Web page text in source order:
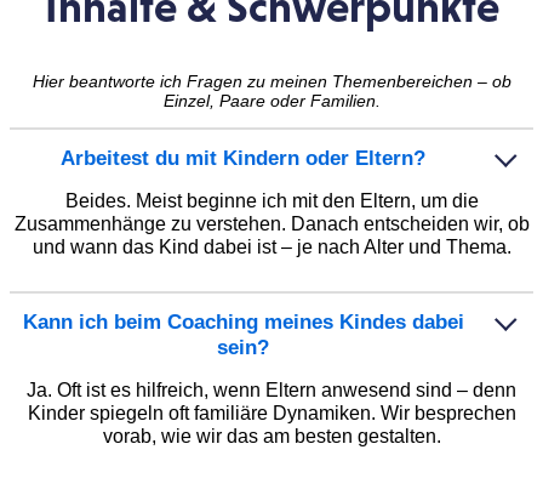
Hier beantworte ich Fragen zu meinen Themenbereichen – ob
Einzel, Paare oder Familien.
Arbeitest du mit Kindern oder Eltern?
Beides. Meist beginne ich mit den Eltern, um die
Zusammenhänge zu verstehen. Danach entscheiden wir, ob
und wann das Kind dabei ist – je nach Alter und Thema.
Kann ich beim Coaching meines Kindes dabei
sein?
Ja. Oft ist es hilfreich, wenn Eltern anwesend sind – denn
Kinder spiegeln oft familiäre Dynamiken. Wir besprechen
vorab, wie wir das am besten gestalten.